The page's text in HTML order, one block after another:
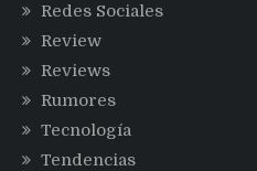
Redes Sociales
Review
Reviews
Rumores
Tecnología
Tendencias